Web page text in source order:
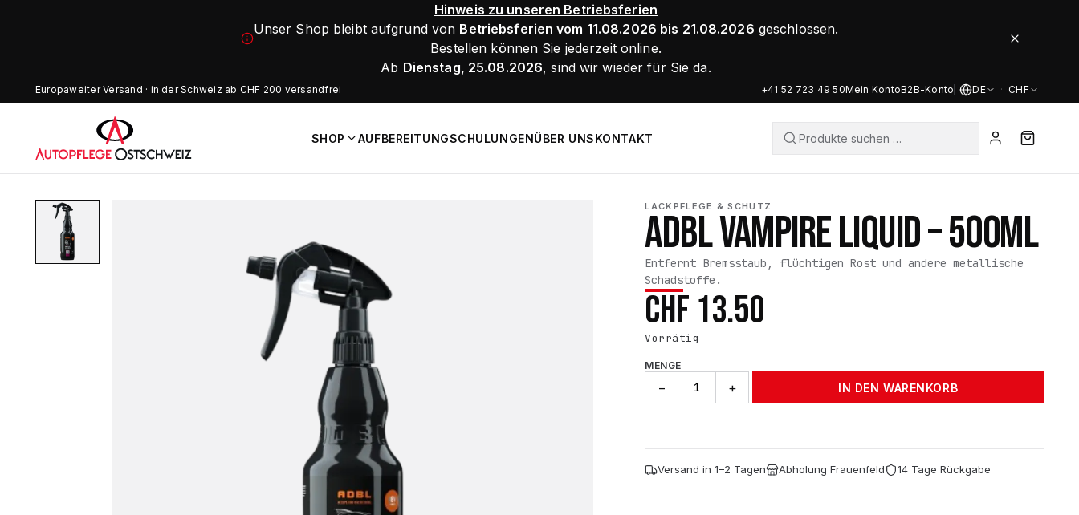
Hinweis zu unseren Betriebsferien
Unser Shop bleibt aufgrund von Betriebsferien vom 11.08.2026 bis 21.08.2026 geschlossen.
Bestellen können Sie jederzeit online.
Ab Dienstag, 25.08.2026, sind wir wieder für Sie da.
Europaweiter Versand · in der Schweiz ab CHF 200 versandfrei +41 52 723 49 50Mein KontoB2B-Konto DE · CHF
SHOP AUFBEREITUNGSCHULUNGENÜBER UNSKONTAKT
LACKPFLEGE & SCHUTZ
ADBL VAMPIRE LIQUID – 500ML
Entfernt Bremsstaub, flüchtigen Rost und andere metallische
Schadstoffe.
CHF 13.50
Vorrätig
MENGE
−
500ml
Menge
+ IN DEN WARENKORB
Versand in 1–2 Tagen Abholung Frauenfeld 14 Tage Rückgabe